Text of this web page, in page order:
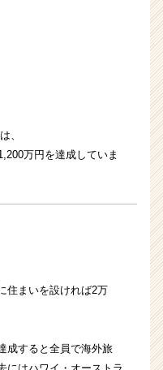
、
万円を達成していま
住まいを設ければ2万
成すると全員で海外旅